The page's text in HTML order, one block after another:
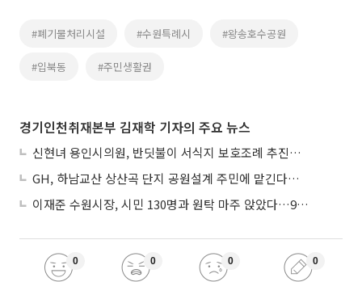
#폐기물처리시설 #수원특례시 #왕송호수공원
#입북동 #주민생활권
경기인천취재본부 김재학 기자의 주요 뉴스
신현녀 용인시의원, 반딧불이 서식지 보호조례 추진…"개발과 생태 조화"
GH, 하남교산 상산곡 단지 공원설계 주민에 맡긴다…5만㎡ 녹지
이재준 수원시장, 시민 130명과 원탁 마주 앉았다…9월 비전선포 마지막 관문
0 0 0 0